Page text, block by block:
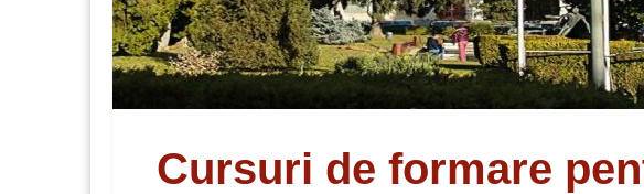
Cursuri de formare